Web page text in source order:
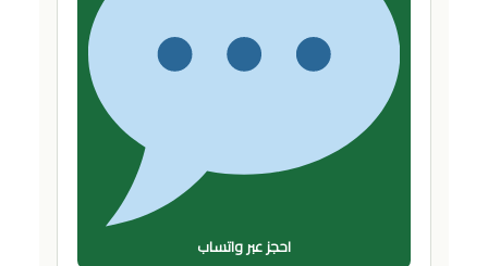
احجز عبر واتساب